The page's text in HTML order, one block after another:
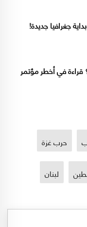
جغرافيا جديدة!
في أخطر مؤتمر
حرب غزة
لبنان